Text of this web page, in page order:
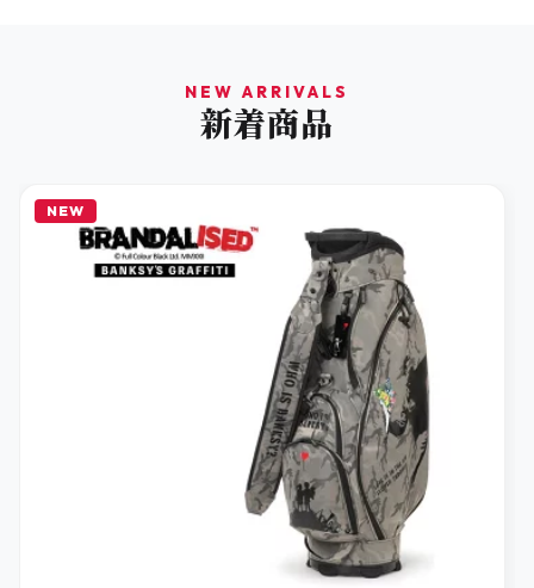
NEW ARRIVALS
新着商品